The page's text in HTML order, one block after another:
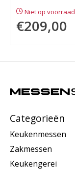
Niet op voorraad
€209,00
Categorieën
Keukenmessen
Zakmessen
Keukengerei